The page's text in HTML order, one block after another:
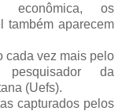
econômica, os
também aparecem
cada vez mais pelo
da
(Uefs).
capturados pelos